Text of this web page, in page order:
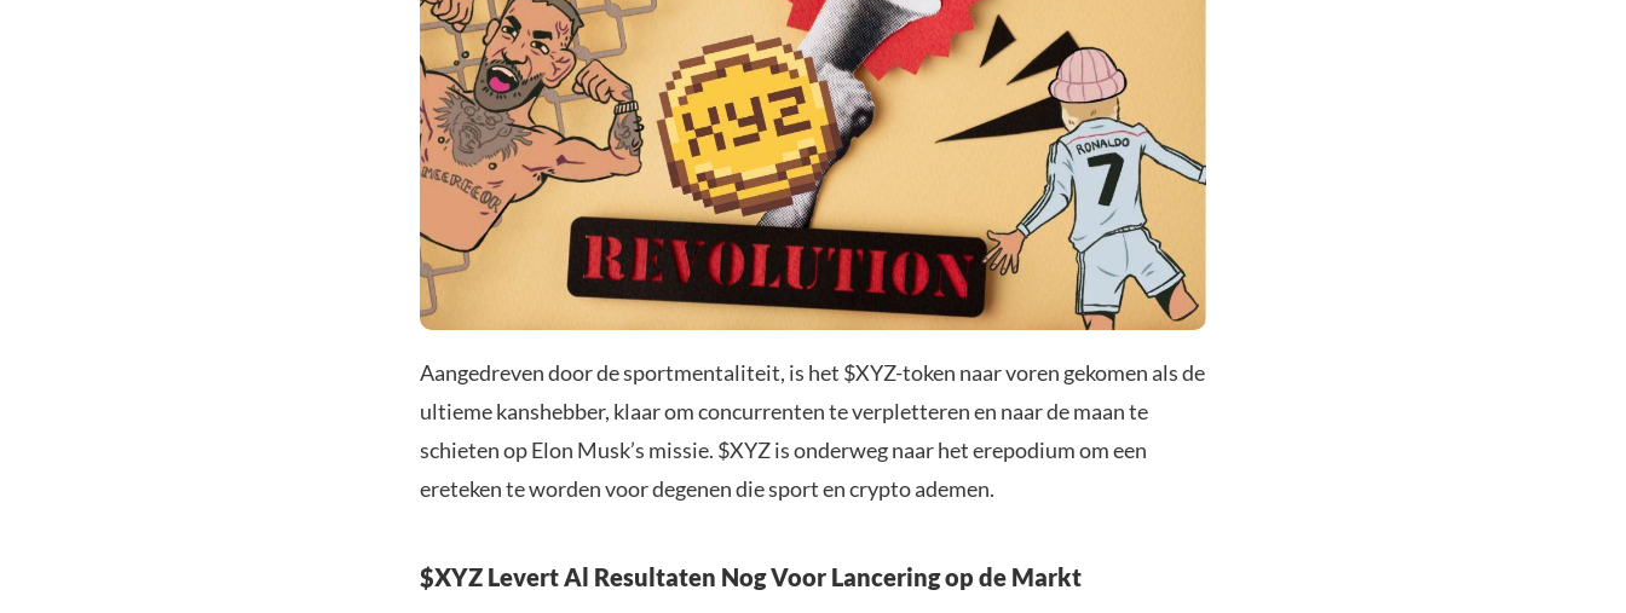
Aangedreven door de sportmentaliteit, is het $XYZ-token naar voren gekomen als de
ultieme kanshebber, klaar om concurrenten te verpletteren en naar de maan te
schieten op Elon Musk’s missie. $XYZ is onderweg naar het erepodium om een
ereteken te worden voor degenen die sport en crypto ademen.
$XYZ Levert Al Resultaten Nog Voor Lancering op de Markt